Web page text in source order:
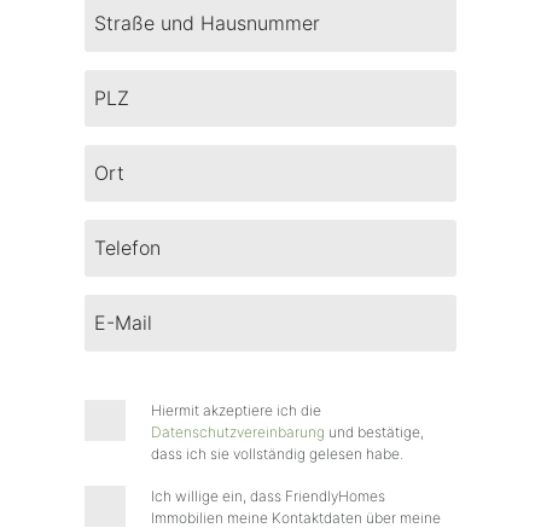
Hiermit akzeptiere ich die
Datenschutzvereinbarung und bestätige,
dass ich sie vollständig gelesen habe.
Ich willige ein, dass FriendlyHomes
Immobilien meine Kontaktdaten über meine